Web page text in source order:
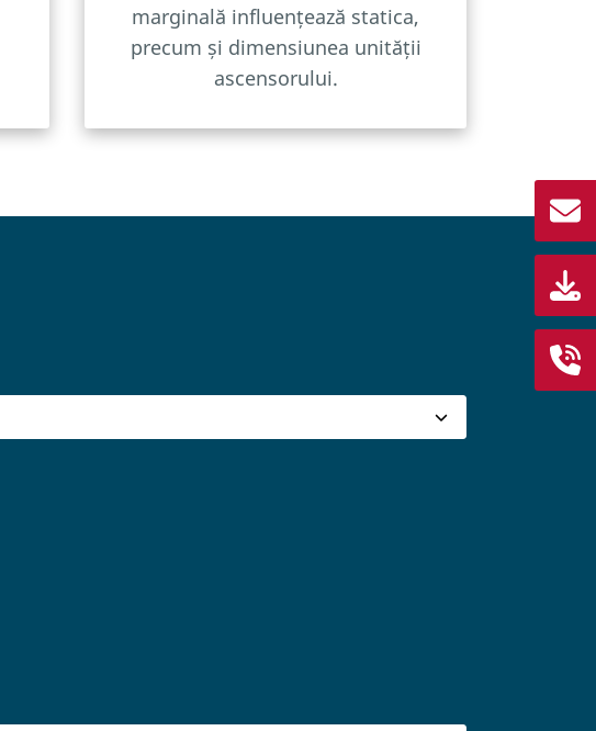
marginală influențează statica,
precum și dimensiunea unității
ascensorului.